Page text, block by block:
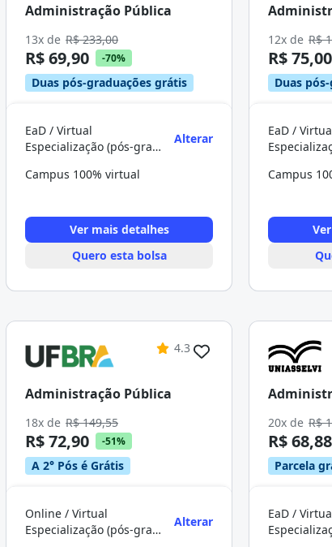
Administração Pública
13x de R$ 233,00
R$ 69,90 -70%
Duas pós-graduações grátis
EaD / Virtual
Especialização (pós-graduação)
Alterar
Campus 100% virtual
Ver mais detalhes
Quero esta bolsa
12x de R$
R$ 75,00
Duas
EaD /
Campus
4.3
Administração Pública
18x de R$ 149,55
R$ 72,90 -51%
A 2° Pós é Grátis
Online / Virtual
Especialização (pós-graduação)
Alterar
20x de R$
R$ 68,88
Parcela
EaD /